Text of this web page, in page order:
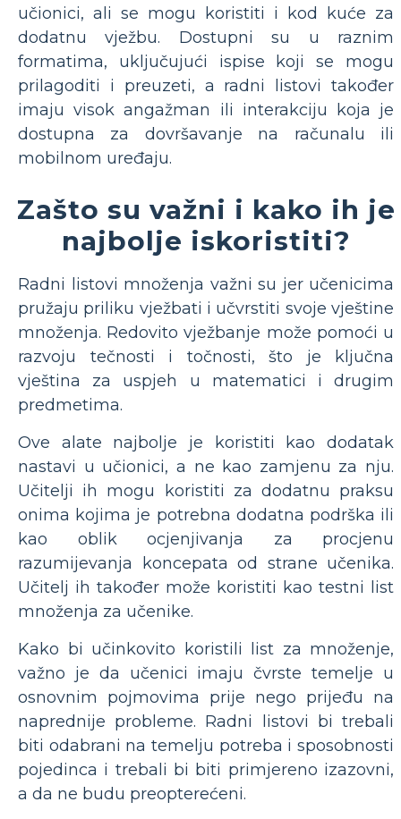
učionici, ali se mogu koristiti i kod kuće za
dodatnu vježbu. Dostupni su u raznim
formatima, uključujući ispise koji se mogu
prilagoditi i preuzeti, a radni listovi također
imaju visok angažman ili interakciju koja je
dostupna za dovršavanje na računalu ili
mobilnom uređaju.
Zašto su važni i kako ih je
najbolje iskoristiti?
Radni listovi množenja važni su jer učenicima
pružaju priliku vježbati i učvrstiti svoje vještine
množenja. Redovito vježbanje može pomoći u
razvoju tečnosti i točnosti, što je ključna
vještina za uspjeh u matematici i drugim
predmetima.
Ove alate najbolje je koristiti kao dodatak
nastavi u učionici, a ne kao zamjenu za nju.
Učitelji ih mogu koristiti za dodatnu praksu
onima kojima je potrebna dodatna podrška ili
kao oblik ocjenjivanja za procjenu
razumijevanja koncepata od strane učenika.
Učitelj ih također može koristiti kao testni list
množenja za učenike.
Kako bi učinkovito koristili list za množenje,
važno je da učenici imaju čvrste temelje u
osnovnim pojmovima prije nego prijeđu na
naprednije probleme. Radni listovi bi trebali
biti odabrani na temelju potreba i sposobnosti
pojedinca i trebali bi biti primjereno izazovni,
a da ne budu preopterećeni.